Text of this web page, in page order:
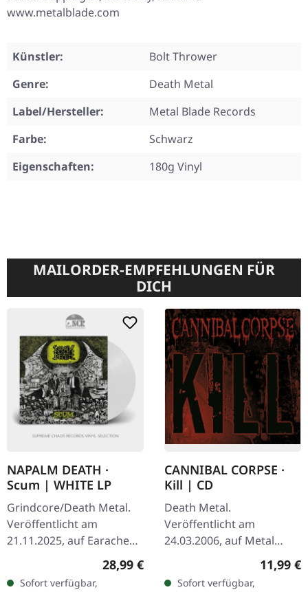
www.metalblade.com
Künstler:
Bolt Thrower
Genre:
Death Metal
Label/Hersteller:
Metal Blade Records
Farbe:
Schwarz
Eigenschaften:
180g Vinyl
MAILORDER-EMPFEHLUNGEN FÜR
DICH
NAPALM DEATH ·
Scum | WHITE LP
Grindcore/Death Metal.
Veröffentlicht am
21.11.2025, auf Earache
Records. Weißes Vinyl LP.
Plastic Head exklusive
Regulärer Preis:
28,99 €
Sofort verfügbar,
CANNIBAL CORPSE ·
Kill | CD
Death Metal.
Veröffentlicht am
24.03.2006, auf Metal
Blade Records. CD im
Jewelcase mit 16-seitigem
11,99 €
Sofort verfügbar,